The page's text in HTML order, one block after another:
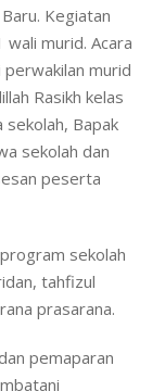
Kegiatan
wali murid. Acara
murid
Rasikh kelas
sekolah, Bapak
sekolah dan
peserta
sekolah
tahfizul
prasarana.
pemaparan